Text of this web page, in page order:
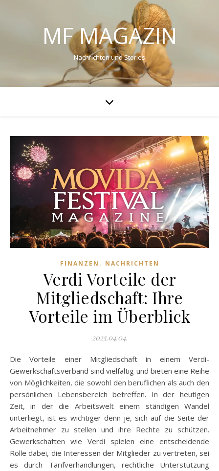
MF MAGAZIN
Nachrichten und Stories
FINANZEN , NACHRICHTEN
Verdi Vorteile der
Mitgliedschaft: Ihre
Vorteile im Überblick
2025.04.04.
Die Vorteile einer Mitgliedschaft in einem Verdi-
Gewerkschaftsverband sind vielfältig und bieten eine Reihe
von Möglichkeiten, die sowohl den beruflichen als auch den
persönlichen Lebensbereich betreffen. In der heutigen
Zeit, in der die Arbeitswelt einem ständigen Wandel
unterliegt, ist es wichtiger denn je, sich auf die Seite der
Arbeitnehmer zu stellen und ihre Rechte zu schützen.
Gewerkschaften wie Verdi spielen eine entscheidende
Rolle dabei, die Interessen der Mitglieder zu vertreten, sei
es durch Tarifverhandlungen, rechtliche Unterstützung